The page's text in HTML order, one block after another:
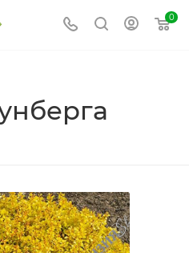
0